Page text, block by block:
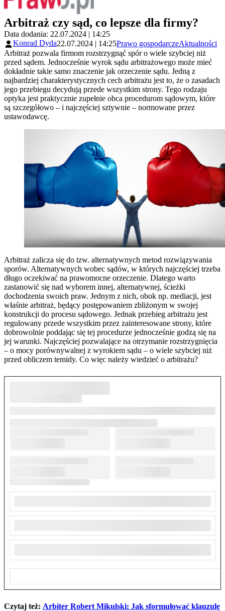
Arbitraż czy sąd, co lepsze dla firmy?
Data dodania: 22.07.2024 | 14:25
Konrad Dyda22.07.2024 | 14:25Prawo gospodarczeAktualności
Arbitraż pozwala firmom rozstrzygnąć spór o wiele szybciej niż
przed sądem. Jednocześnie wyrok sądu arbitrażowego może mieć
dokładnie takie samo znaczenie jak orzeczenie sądu. Jedną z
najbardziej charakterystycznych cech arbitrażu jest to, że o zasadach
jego przebiegu decydują przede wszystkim strony. Tego rodzaju
optyka jest praktycznie zupełnie obca procedurom sądowym, które
są szczegółowo – i najczęściej sztywnie – normowane przez
ustawodawcę.
Arbitraż zalicza się do tzw. alternatywnych metod rozwiązywania
sporów. Alternatywnych wobec sądów, w których najczęściej trzeba
długo oczekiwać na prawomocne orzeczenie. Dlatego warto
zastanowić się nad wyborem innej, alternatywnej, ścieżki
dochodzenia swoich praw. Jednym z nich, obok np. mediacji, jest
właśnie arbitraż, będący postępowaniem zbliżonym w swojej
konstrukcji do procesu sądowego. Jednak przebieg arbitrażu jest
regulowany przede wszystkim przez zainteresowane strony, które
dobrowolnie poddając się tej procedurze jednocześnie godzą się na
jej warunki. Najczęściej pozwalające na otrzymanie rozstrzygnięcia
– o mocy porównywalnej z wyrokiem sądu – o wiele szybciej niż
przed obliczem temidy. Co więc należy wiedzieć o arbitrażu?
Czytaj też: Arbiter Robert Mikulski: Jak sformułować klauzulę